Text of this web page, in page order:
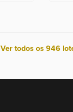
Ver todos os 946